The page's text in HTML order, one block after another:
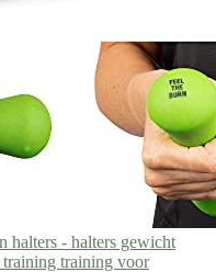
halters - halters gewicht
training training voor